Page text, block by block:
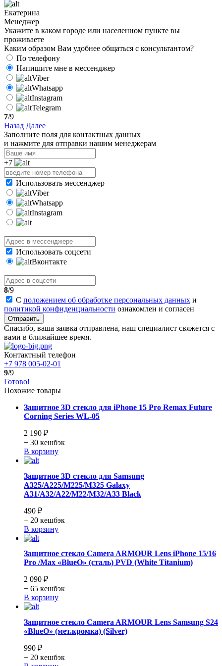
Екатерина
Менеджер
Укажите в каком городе или населенном пункте вы
проживаете
Каким образом Вам удобнее общаться с консультантом?
По телефону
Напишите мне в мессенджер
Viber
Whatsapp
Instagram
Telegram
7/9
Назад Далее
Заполните поля для контактных данных
и нажмите для отправки нашим менеджерам
+7
Использовать мессенджер
Viber
Whatsapp
Instagram
Использовать соцсети
Вконтакте
8/9
С положением об обработке персональных данных и
политикой конфиденциальности ознакомлен и согласен
Отправить
Спасибо, ваша заявка отправлена, наш специалист свяжется с
вами в ближайшее время.
Контактный телефон
+7 978 005-02-01
9/9
Готово!
Похожие товары
Защитное 3D стекло для iPhone 15 Pro Remax Future
Corning Series WL-05
2 190 ₽
+ 30 кешбэк
В корзину
Защитное 3D стекло для Samsung
A325/A225/M225/M325 Galaxy
A31/A32/A22/M22/M32/A33 Black
490 ₽
+ 20 кешбэк
В корзину
Защитное стекло Camera ARMOUR Lens iPhone 15/16
Pro /Max «BlueO» (сталь) PVD (White Titanium)
2 090 ₽
+ 65 кешбэк
В корзину
Защитное стекло Camera ARMOUR Lens Samsung S24
«BlueO» (мет.кромка) (Silver)
990 ₽
+ 20 кешбэк